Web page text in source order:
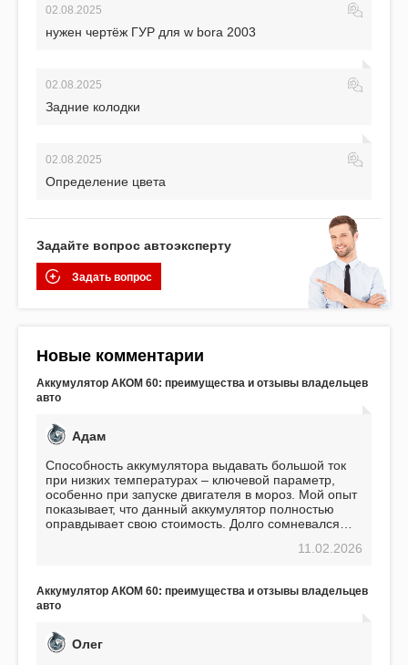
02.08.2025
нужен чертёж ГУР для w bora 2003
02.08.2025
Задние колодки
02.08.2025
Определение цвета
Задайте вопрос автоэксперту
Задать вопрос
Новые комментарии
Аккумулятор АКОМ 60: преимущества и отзывы владельцев
авто
Адам
Способность аккумулятора выдавать большой ток
при низких температурах – ключевой параметр,
особенно при запуске двигателя в мороз. Мой опыт
показывает, что данный аккумулятор полностью
оправдывает свою стоимость. Долго сомневался
пожалел. Считаю, что это отличное вложение,11.02.2026
Аккумулятор АКОМ 60: преимущества и отзывы владельцев
авто
Олег